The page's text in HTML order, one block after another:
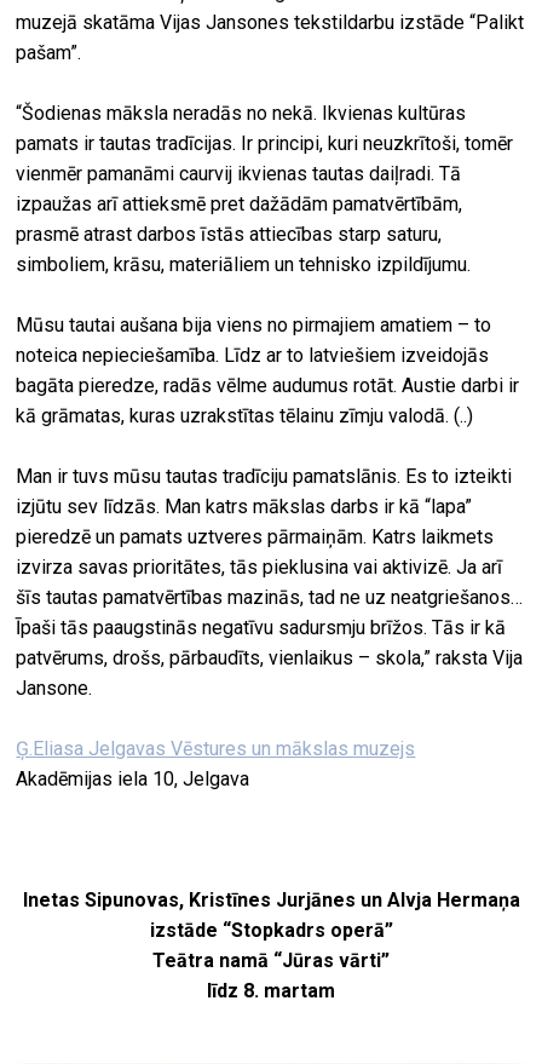
muzejā skatāma Vijas Jansones tekstildarbu izstāde “Palikt
pašam”.
“Šodienas māksla neradās no nekā. Ikvienas kultūras
pamats ir tautas tradīcijas. Ir principi, kuri neuzkrītoši, tomēr
vienmēr pamanāmi caurvij ikvienas tautas daiļradi. Tā
izpaužas arī attieksmē pret dažādām pamatvērtībām,
prasmē atrast darbos īstās attiecības starp saturu,
simboliem, krāsu, materiāliem un tehnisko izpildījumu.
Mūsu tautai aušana bija viens no pirmajiem amatiem – to
noteica nepieciešamība. Līdz ar to latviešiem izveidojās
bagāta pieredze, radās vēlme audumus rotāt. Austie darbi ir
kā grāmatas, kuras uzrakstītas tēlainu zīmju valodā. (..)
Man ir tuvs mūsu tautas tradīciju pamatslānis. Es to izteikti
izjūtu sev līdzās. Man katrs mākslas darbs ir kā “lapa”
pieredzē un pamats uztveres pārmaiņām. Katrs laikmets
izvirza savas prioritātes, tās pieklusina vai aktivizē. Ja arī
šīs tautas pamatvērtības mazinās, tad ne uz neatgriešanos…
Īpaši tās paaugstinās negatīvu sadursmju brīžos. Tās ir kā
patvērums, drošs, pārbaudīts, vienlaikus – skola,” raksta Vija
Jansone.
Ģ.Eliasa Jelgavas Vēstures un mākslas muzejs
Akadēmijas iela 10, Jelgava
Inetas Sipunovas, Kristīnes Jurjānes un Alvja Hermaņa
izstāde “Stopkadrs operā”
Teātra namā “Jūras vārti”
līdz 8. martam